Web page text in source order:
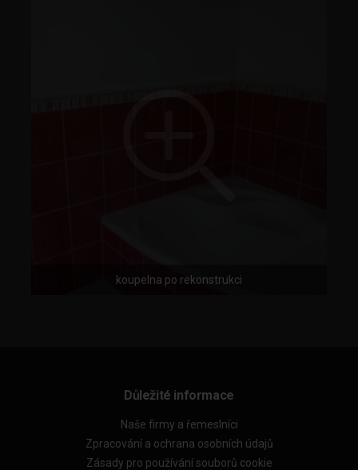
koupelna po rekonstrukci
Důležité informace
Naše firmy a řemeslníci
Zpracování a ochrana osobních údajů
Zásady pro používání souborů cookie